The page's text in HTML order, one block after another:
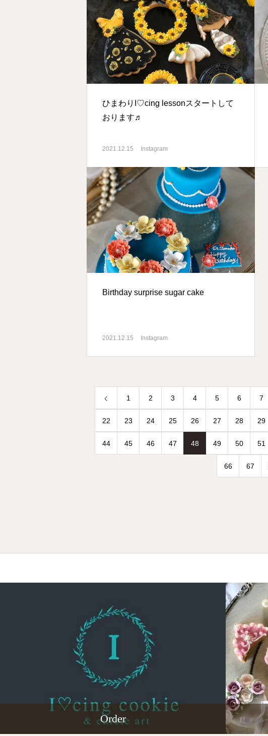
ひまわりI♡cing lessonスタートして
おります♬
2021.12.15 Instagram
Birthday surprise sugar cake
2021.12.15 Instagram
1 2 3 4 5 6 7
22 23 24 25 26 27 28 29
44 45 46 47 48 49 50 51
66 67
Order